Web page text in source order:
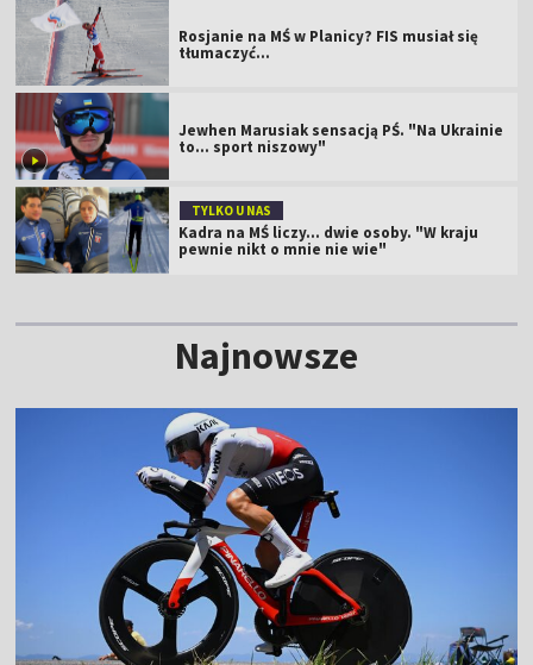
Rosjanie na MŚ w Planicy? FIS musiał się
tłumaczyć...
Jewhen Marusiak sensacją PŚ. "Na Ukrainie
to... sport niszowy"
TYLKO U NAS
Kadra na MŚ liczy... dwie osoby. "W kraju
pewnie nikt o mnie nie wie"
Najnowsze